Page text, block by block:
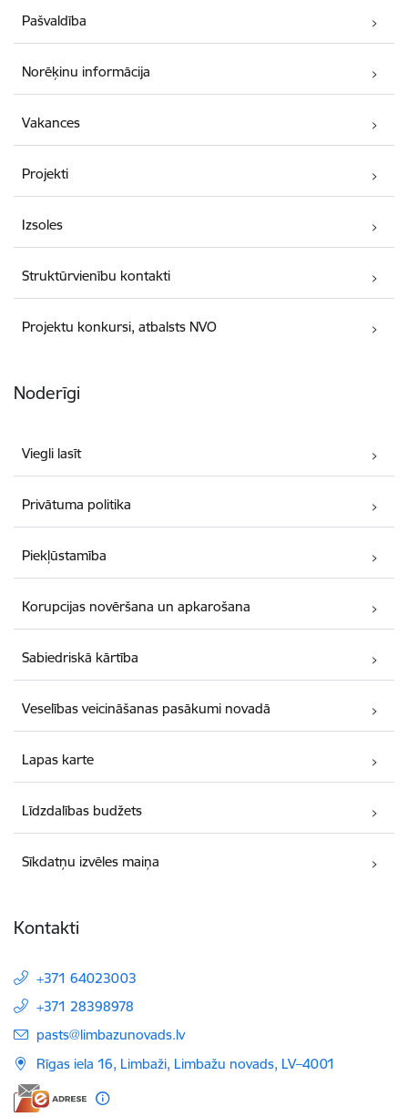
Pašvaldība
Norēķinu informācija
Vakances
Projekti
Izsoles
Struktūrvienību kontakti
Projektu konkursi, atbalsts NVO
Noderīgi
Viegli lasīt
Privātuma politika
Piekļūstamība
Korupcijas novēršana un apkarošana
Sabiedriskā kārtība
Veselības veicināšanas pasākumi novadā
Lapas karte
Līdzdalības budžets
Sīkdatņu izvēles maiņa
Kontakti
+371 64023003
+371 28398978
E-pasts:
pasts@limbazunovads.lv
Rīgas iela 16, Limbaži, Limbažu novads, LV–4001